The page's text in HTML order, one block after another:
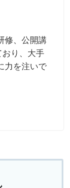
修、公開講
おり、大手
力を注いで